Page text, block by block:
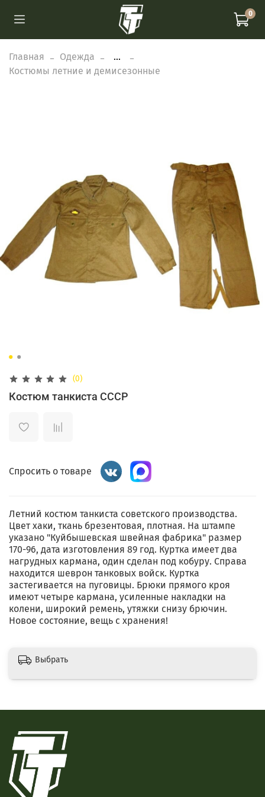
0
Главная Одежда
...
Костюмы летние и демисезонные
(0)
Костюм танкиста СССР
Спросить о товаре
Летний костюм танкиста советского производства.
Цвет хаки, ткань брезентовая, плотная. На штампе
указано "Куйбышевская швейная фабрика" размер
170-96, дата изготовления 89 год. Куртка имеет два
нагрудных кармана, один сделан под кобуру. Справа
находится шеврон танковых войск. Куртка
застегивается на пуговицы. Брюки прямого кроя
имеют четыре кармана, усиленные накладки на
колени, широкий ремень, утяжки снизу брючин.
Новое состояние, вещь с хранения!
Выбрать